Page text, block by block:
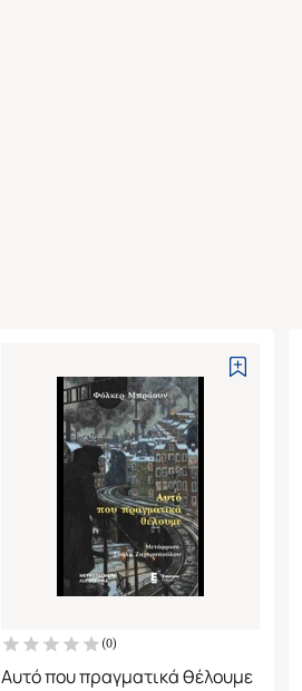
(0)
Αυτό που πραγματικά θέλουμε